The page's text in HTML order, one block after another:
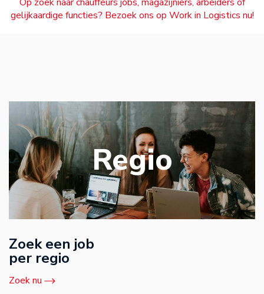
gelijkaardige functies? Bezoek ons op Work in Logistics nu!
Regio
Zoek een job
per regio
Zoek nu